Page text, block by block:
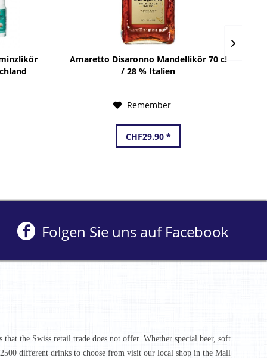
Amaretto Disaronno Mandellikör 70 cl
/ 28 % Italien
Remember
CHF29.90 *
Folgen Sie uns auf Facebook
the Swiss retail trade does not offer. Whether special beer, soft
different drinks to choose from visit our local shop in the Mall